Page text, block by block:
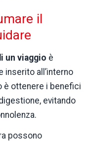
il
un viaggio è
inserito all’interno
è ottenere i benefici
evitando
possono